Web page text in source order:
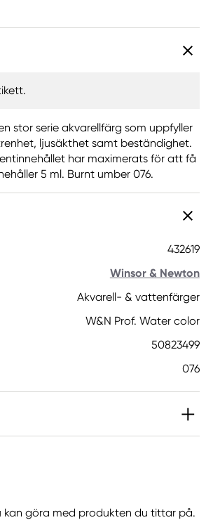
stor serie akvarellfärg som uppfyller
ljusäkthet samt beständighet.
har maximerats för att få
5 ml. Burnt umber 076.
432619
Winsor & Newton
Akvarell- & vattenfärger
W&N Prof. Water color
50823499
076
Kan orsaka en allergisk
kan göra med produkten du tittar på.